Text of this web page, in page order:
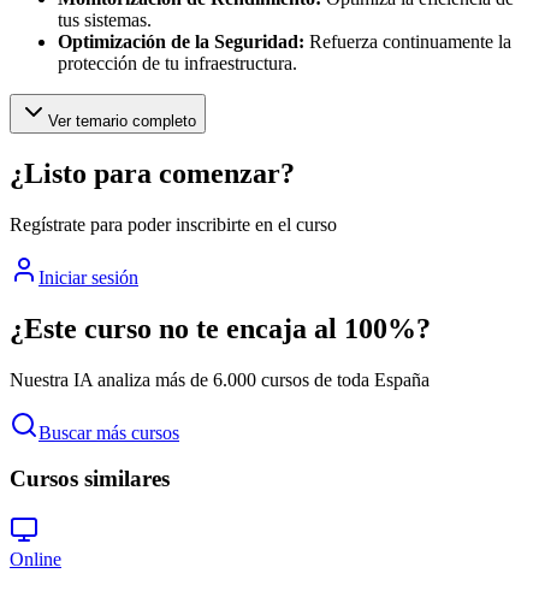
tus sistemas.
Optimización de la Seguridad: Refuerza continuamente la
protección de tu infraestructura.
Ver temario completo
¿Listo para comenzar?
Regístrate para poder inscribirte en el curso
Iniciar sesión
¿Este curso no te encaja al 100%?
Nuestra IA analiza más de 6.000 cursos de toda España
Buscar más cursos
Cursos similares
Online